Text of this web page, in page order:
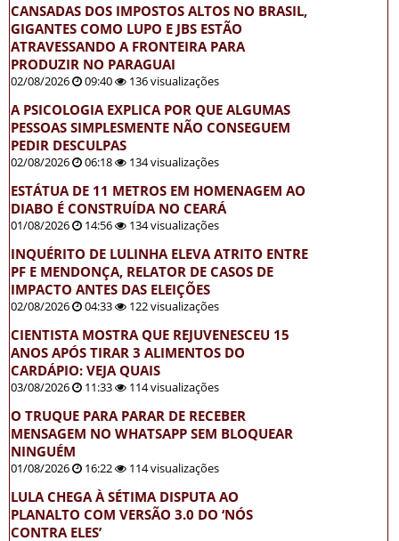
CANSADAS DOS IMPOSTOS ALTOS NO BRASIL,
GIGANTES COMO LUPO E JBS ESTÃO
ATRAVESSANDO A FRONTEIRA PARA
PRODUZIR NO PARAGUAI
02/08/2026 09:40 136 visualizações
A PSICOLOGIA EXPLICA POR QUE ALGUMAS
PESSOAS SIMPLESMENTE NÃO CONSEGUEM
PEDIR DESCULPAS
02/08/2026 06:18 134 visualizações
ESTÁTUA DE 11 METROS EM HOMENAGEM AO
DIABO É CONSTRUÍDA NO CEARÁ
01/08/2026 14:56 134 visualizações
INQUÉRITO DE LULINHA ELEVA ATRITO ENTRE
PF E MENDONÇA, RELATOR DE CASOS DE
IMPACTO ANTES DAS ELEIÇÕES
02/08/2026 04:33 122 visualizações
CIENTISTA MOSTRA QUE REJUVENESCEU 15
ANOS APÓS TIRAR 3 ALIMENTOS DO
CARDÁPIO: VEJA QUAIS
03/08/2026 11:33 114 visualizações
O TRUQUE PARA PARAR DE RECEBER
MENSAGEM NO WHATSAPP SEM BLOQUEAR
NINGUÉM
01/08/2026 16:22 114 visualizações
LULA CHEGA À SÉTIMA DISPUTA AO
PLANALTO COM VERSÃO 3.0 DO ‘NÓS
CONTRA ELES’